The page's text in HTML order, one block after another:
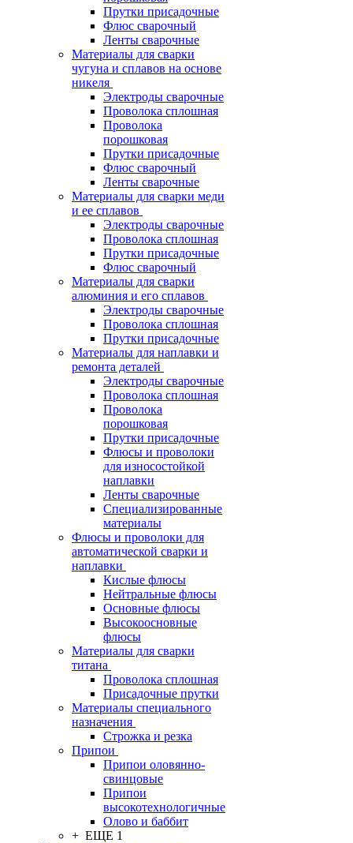
Прутки присадочные
Флюс сварочный
Ленты сварочные
Материалы для сварки
чугуна и сплавов на основе
никеля
Электроды сварочные
Проволока сплошная
Проволока
порошковая
Прутки присадочные
Флюс сварочный
Ленты сварочные
Материалы для сварки меди
и ее сплавов
Электроды сварочные
Проволока сплошная
Прутки присадочные
Флюс сварочный
Материалы для сварки
алюминия и его сплавов
Электроды сварочные
Проволока сплошная
Прутки присадочные
Материалы для наплавки и
ремонта деталей
Электроды сварочные
Проволока сплошная
Проволока
порошковая
Прутки присадочные
Флюсы и проволоки
для износостойкой
наплавки
Ленты сварочные
Специализированные
материалы
Флюсы и проволоки для
автоматической сварки и
наплавки
Кислые флюсы
Нейтральные флюсы
Основные флюсы
Высокоосновные
флюсы
Материалы для сварки
титана
Проволока сплошная
Присадочные прутки
Материалы специального
назначения
Строжка и резка
Припои
Припои оловянно-
свинцовые
Припои
высокотехнологичные
Олово и баббит
+ ЕЩЕ 1